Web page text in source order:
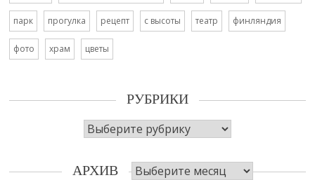
парк прогулка рецепт с высоты театр финляндия
фото храм цветы
РУБРИКИ
Рубрики
АРХИВ Архив